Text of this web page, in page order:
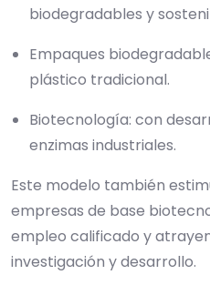
biodegradables y
Empaques
plástico tradicional.
Biotecnología: con
enzimas industriales.
Este modelo también
empresas de base
empleo calificado y
investigación y desarrollo.